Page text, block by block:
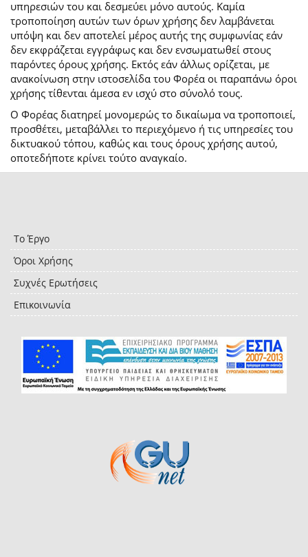
υπηρεσιών του και δεσμεύει μόνο αυτούς. Καμία
τροποποίηση αυτών των όρων χρήσης δεν λαμβάνεται
υπόψη και δεν αποτελεί μέρος αυτής της συμφωνίας εάν
δεν εκφράζεται εγγράφως και δεν ενσωματωθεί στους
παρόντες όρους χρήσης. Εκτός εάν άλλως ορίζεται, με
ανακοίνωση στην ιστοσελίδα του Φορέα οι παραπάνω όροι
χρήσης τίθενται άμεσα εν ισχύ στο σύνολό τους.
Ο Φορέας διατηρεί μονομερώς το δικαίωμα να τροποποιεί,
προσθέτει, μεταβάλλει το περιεχόμενο ή τις υπηρεσίες του
δικτυακού τόπου, καθώς και τους όρους χρήσης αυτού,
οποτεδήποτε κρίνει τούτο αναγκαίο.
Το Έργο
Όροι Χρήσης
Συχνές Ερωτήσεις
Επικοινωνία